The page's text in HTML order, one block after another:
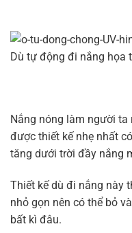
Dù tự động đi nắng họa
Nắng nóng làm người
được thiết kế nhẹ nhất
tăng dưới trời đầy nắng
Thiết kế dù đi nắng này
nhỏ gọn nên có thể bỏ
bất kì đâu.